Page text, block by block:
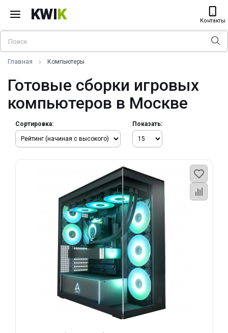
KWIK Контакты
Главная Компьютеры
Готовые сборки игровых
компьютеров в Москве
Сортировка: Показать: